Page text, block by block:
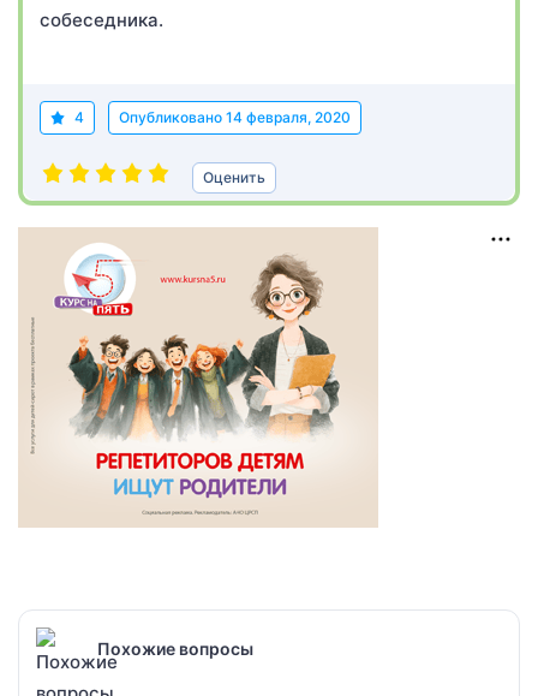
собеседника.
4 Опубликовано 14 февраля, 2020
Оценить
Похожие вопросы